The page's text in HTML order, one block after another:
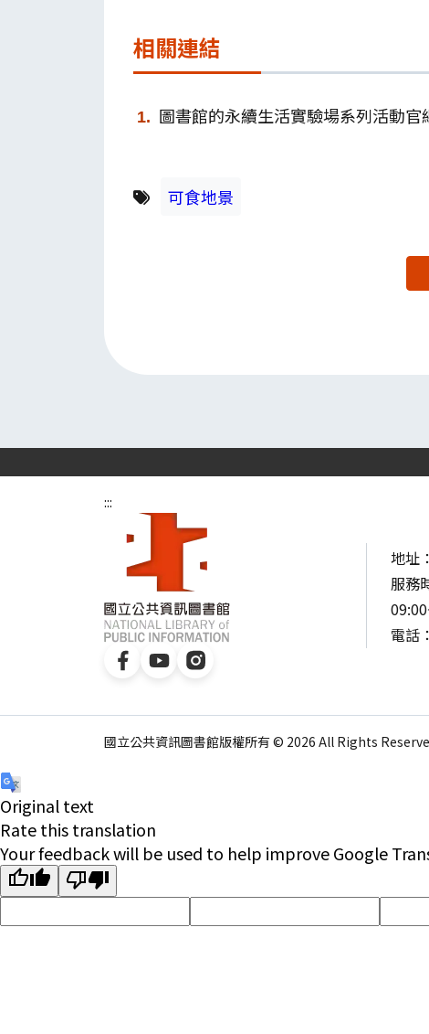
相關連結
圖書館的永續生活實驗場系列活動官
關鍵字
可食地景
:::
地址
服務
電話
國立公共資訊圖書館版權所有 © 2026 All Rights
Original text
Rate this translation
Your feedback will be used to help improve Google